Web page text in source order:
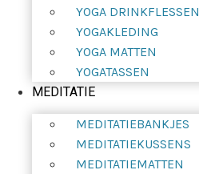
YOGA DRINKFLESSEN
YOGAKLEDING
YOGA MATTEN
YOGATASSEN
MEDITATIE
MEDITATIEBANKJES
MEDITATIEKUSSENS
MEDITATIEMATTEN